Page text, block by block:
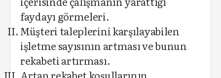
faydayı görmeleri.
Müşteri taleplerini karşılayabilen
işletme sayısının artması ve bunun
rekabeti artırması.
Artan rekabet koşullarının,